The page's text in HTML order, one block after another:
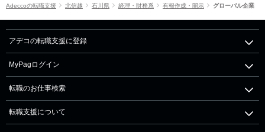
Adeccoの転職支援 北信越 石川県 経理・財務系 有報作成・開示 グローバル企業
アデコの転職支援に登録
MyPagログイン
転職のお仕事検索
転職支援について